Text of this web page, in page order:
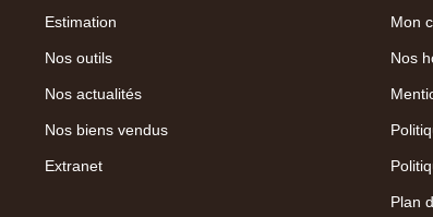
Estimation
Nos outils
Nos actualités
Nos biens vendus
Extranet
Mon
Nos
Plan